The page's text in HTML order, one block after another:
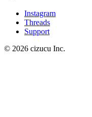
Instagram
Threads
Support
© 2026 cizucu Inc.